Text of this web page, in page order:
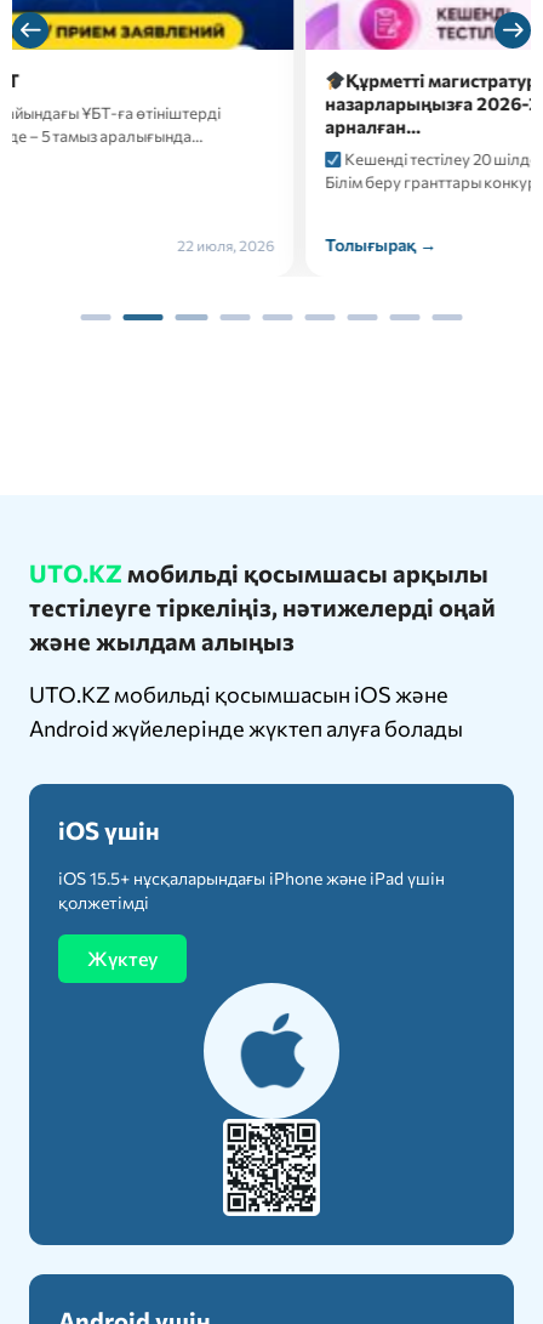
Құрметті магистратураға түсушілер, сіздердің
назарларыңызға 2026-2027 оқу жылына түсуге
арналған…
Кешенді тестілеу 20 шілде-10 тамыз аралығында өтеді;
Білім беру гранттары конкурсына қатысуға өтініштер…
21 июля, 2026
UTO.KZ мобильді қосымшасы арқылы
тестілеуге тіркеліңіз, нәтижелерді оңай
және жылдам алыңыз
UTO.KZ мобильді қосымшасын iOS және
Android жүйелерінде жүктеп алуға болады
iOS үшін
iOS 15.5+ нұсқаларындағы iPhone және iPad үшін
қолжетімді
Жүктеу